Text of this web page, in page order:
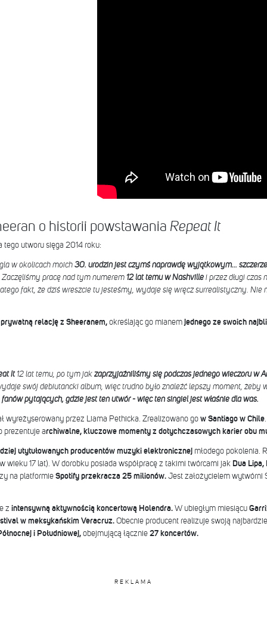
o historii powstawania Repeat It
tego utworu sięga 2014 roku:
w okolicach moich 30. urodzin jest czymś naprawdę wyjątkowym…
pracę nad tym numerem 12 lat temu w Nashvillei przez długi czas
fakt, że dziś wreszcie tu jesteśmy, wydaje się wręcz surrealistyczny. Nie
prywatną relację z Sheeranem, określając go mianem jednego ze swoich
It12 lat temu, po tym jak zaprzyjaźniliśmy się podczas jednego wieczoru w
swój debiutancki album, więc trudno było znaleźć lepszy moment, żeby
pytających, gdzie jest ten utwór - więc ten singiel jest właśnie dla was.
wyreżyserowany przez Liama Pethicka. Zrealizowano go w Santiago w Chile
prezentuje archiwalne, kluczowe momenty z dotychczasowych karier obu
utytułowanych producentów muzyki elektronicznej młodego pokolenia.
wieku 17 lat). W dorobku posiada współpracę z takimi twórcami jak Dua
na platformie Spotify przekracza 25 milionów. Jest założycielem wytwórni
z intensywną aktywnością koncertową Holendra.W ubiegłym miesiącu
w meksykańskim Veracruz.Obecnie producent realizuje swoją
i Południowej,obejmującą łącznie 27 koncertów.
REKLAMA